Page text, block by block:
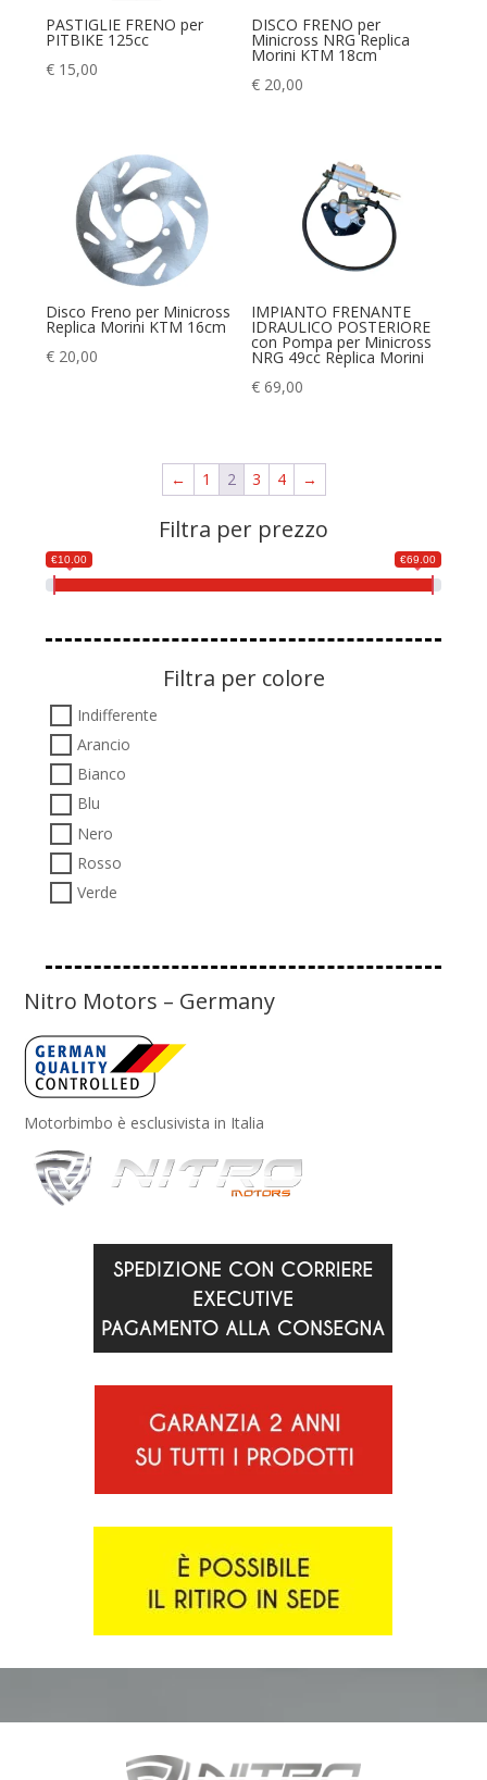
PASTIGLIE FRENO per
PITBIKE 125cc
€ 15,00
DISCO FRENO per
Minicross NRG Replica
Morini KTM 18cm
€ 20,00
Disco Freno per Minicross
Replica Morini KTM 16cm
€ 20,00
IMPIANTO FRENANTE
IDRAULICO POSTERIORE
con Pompa per Minicross
NRG 49cc Replica Morini
€ 69,00
← 1 2 3 4 →
Filtra per prezzo
€10.00 €69.00
Filtra per colore
Indifferente
Arancio
Bianco
Blu
Nero
Rosso
Verde
Nitro Motors – Germany
Motorbimbo è esclusivista in Italia